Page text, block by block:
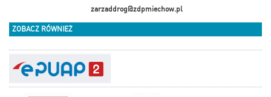
zarzaddrog@zdpmiechow.pl
ZOBACZ RÓWNIEŻ